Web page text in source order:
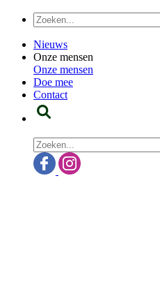
Nieuws
Onze mensen
Onze mensen
Doe mee
Contact